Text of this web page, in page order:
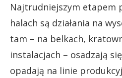
Najtrudniejszym etapem
halach są działania na
tam – na belkach,
instalacjach – osadzają
opadają na linie